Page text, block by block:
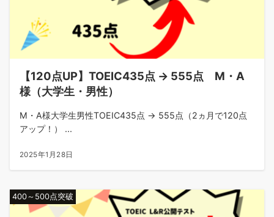
【120点UP】TOEIC435点 → 555点 M・A
様（大学生・男性）
M・A様大学生男性TOEIC435点 → 555点（2ヵ月で120点
アップ！） ...
2025年1月28日
400～500点突破